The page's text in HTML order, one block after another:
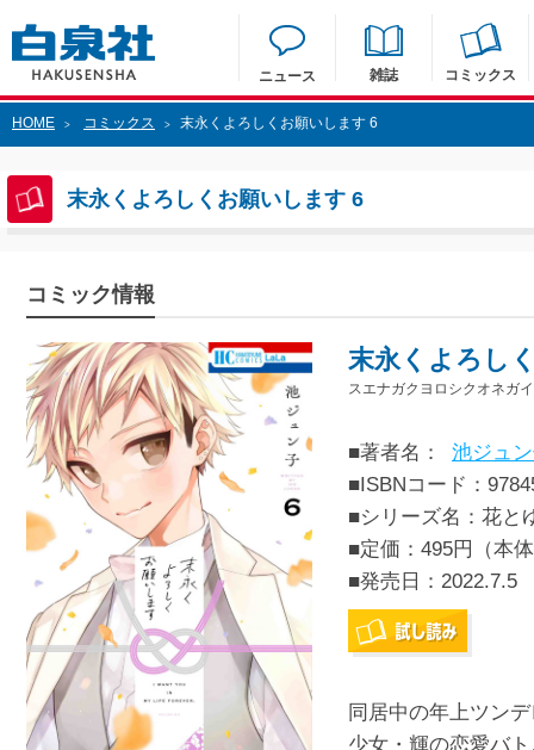
ニュース 雑誌 コミックス
HOME > コミックス > 末永くよろしくお願いします 6
末永くよろしくお願いします 6
コミック情報
末永くよろし
スエナガクヨロシクオネガ
■著者名：
池ジュ
■ISBNコード：
■シリーズ名：花と
■定価：495円（本
■発売日： 2022.7.5
同居中の年上ツン
少女・輝の恋愛バ